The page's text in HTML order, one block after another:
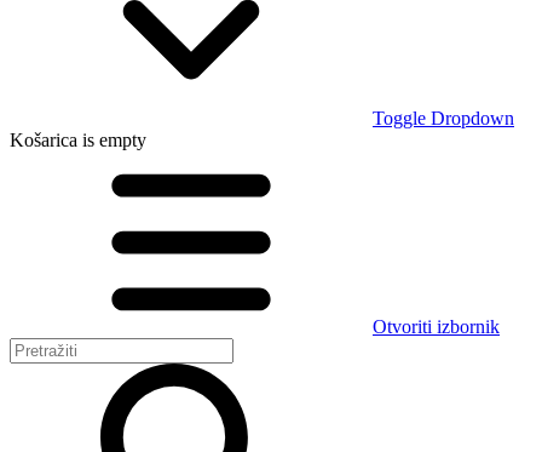
Toggle Dropdown
Košarica is empty
Otvoriti izbornik